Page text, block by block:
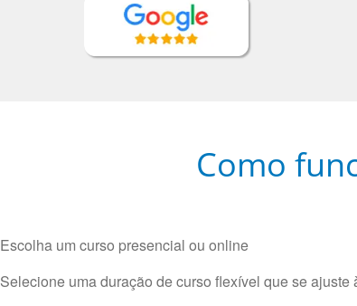
Como
Escolha um curso presencial ou online
Selecione uma duração de curso flexível que se ajuste